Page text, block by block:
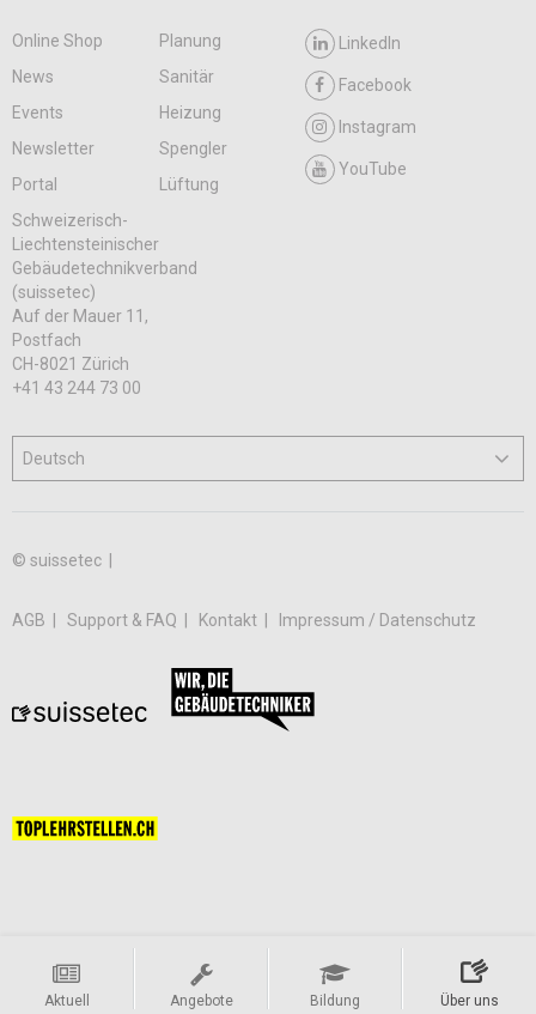
Online Shop
Planung
News
Sanitär
Events
Heizung
Newsletter
Spengler
Portal
Lüftung
LinkedIn
Facebook
Instagram
YouTube
Schweizerisch-
Liechtensteinischer
Gebäudetechnikverband
(suissetec)
Auf der Mauer 11,
Postfach
CH-8021 Zürich
+41 43 244 73 00
© suissetec |
AGB Support & FAQ Kontakt Impressum / Datenschutz
Aktuell Angebote Bildung Über uns